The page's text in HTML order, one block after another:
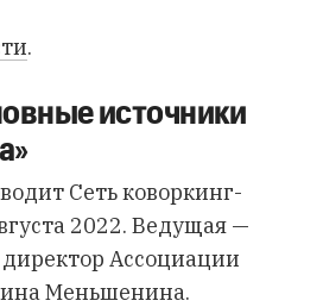
.
источники
Сеть коворкинг-
2022. Ведущая —
Ассоциации
Меньшенина.